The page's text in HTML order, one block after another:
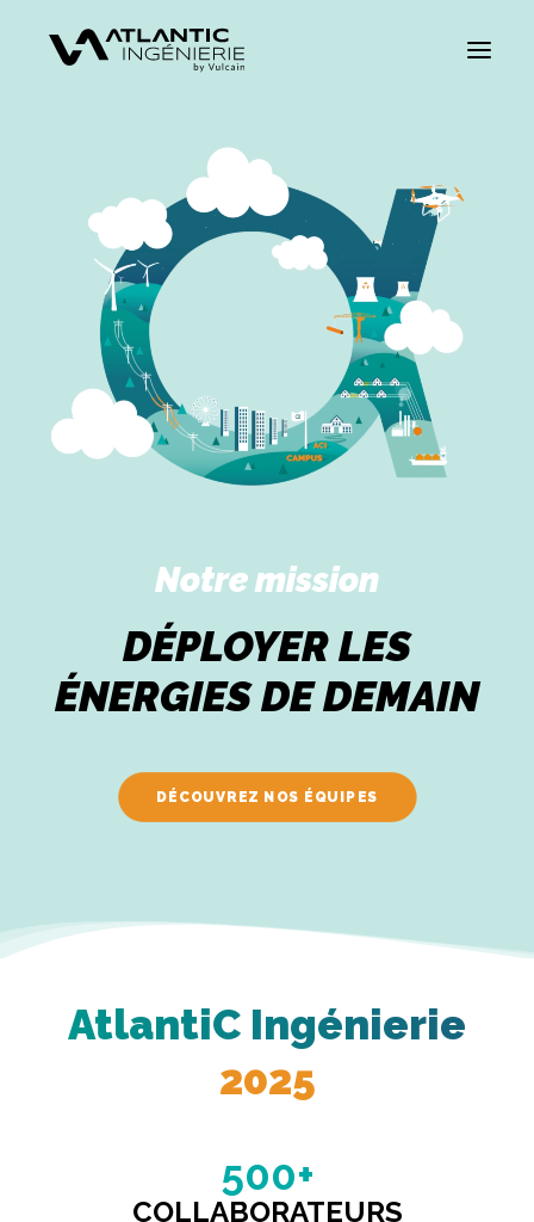
CARRIÈRES
Notre mission
DÉPLOYER LES
ÉNERGIES DE DEMAIN
DÉCOUVREZ NOS ÉQUIPES
AtlantiC Ingénierie
2025
500+
COLLABORATEURS